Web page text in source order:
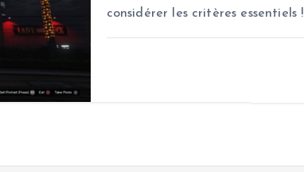
considérer les critères essentiels !